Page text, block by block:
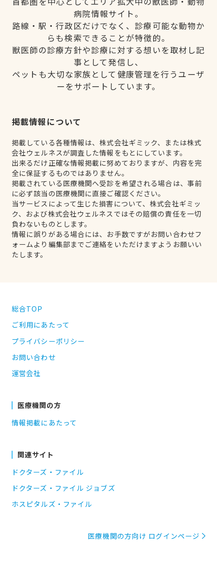
病院情報サイト。
路線・駅・行政区だけでなく、診療可能な動物か
らも検索できることが特徴的。
獣医師の診療方針や診療に対する想いを取材し記
事として発信し、
ペットも大切な家族として健康管理を行うユーザ
ーをサポートしています。
掲載情報について
掲載している各種情報は、株式会社ギミック、または株式
会社ウェルネスが調査した情報をもとにしています。
出来るだけ正確な情報掲載に努めておりますが、内容を完
全に保証するものではありません。
掲載されている医療機関へ受診を希望される場合は、事前
に必ず該当の医療機関に直接ご確認ください。
当サービスによって生じた損害について、株式会社ギミッ
ク、および株式会社ウェルネスではその賠償の責任を一切
負わないものとします。
情報に誤りがある場合には、お手数ですがお問い合わせフ
ォームより編集部までご連絡をいただけますようお願いい
たします。
総合TOP
ご利用にあたって
プライバシーポリシー
お問い合わせ
運営会社
医療機関の方
情報掲載にあたって
関連サイト
ドクターズ・ファイル
ドクターズ・ファイル ジョブズ
ホスピタルズ・ファイル
医療機関の方向け ログインページ